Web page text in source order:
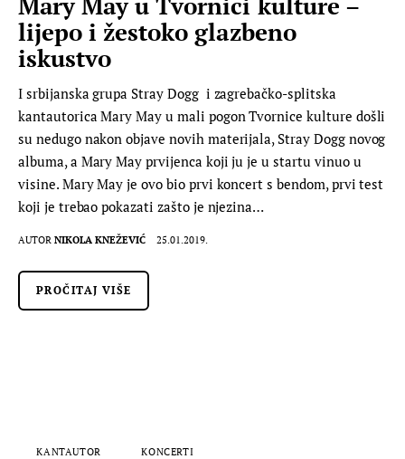
lijepo i žestoko glazbeno
iskustvo
I srbijanska grupa Stray Dogg i zagrebačko-splitska
kantautorica Mary May u mali pogon Tvornice kulture došli
su nedugo nakon objave novih materijala, Stray Dogg novog
albuma, a Mary May prvijenca koji ju je u startu vinuo u
visine. Mary May je ovo bio prvi koncert s bendom, prvi test
koji je trebao pokazati zašto je njezina…
AUTOR NIKOLA KNEŽEVIĆ 25.01.2019.
PROČITAJ VIŠE
KANTAUTOR KONCERTI